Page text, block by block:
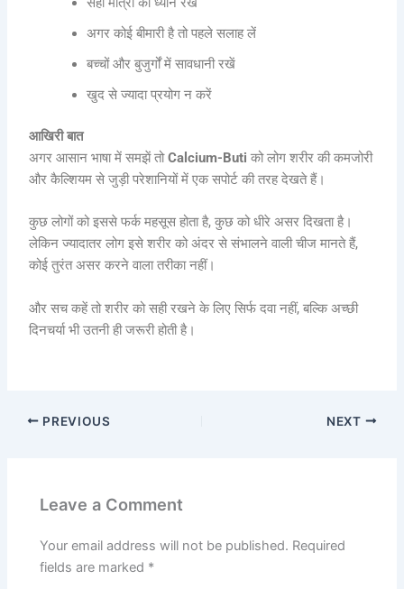
अगर कोई बीमारी है तो पहले सलाह लें
बच्चों और बुजुर्गों में सावधानी रखें
खुद से ज्यादा प्रयोग न करें
आखिरी बात
अगर आसान भाषा में समझें तोCalcium-Buti को लोग शरीर की कमजोरी
और कैल्शियम से जुड़ी परेशानियों में एक सपोर्ट की तरह देखते हैं।
कुछ लोगों को इससे फर्क महसूस होता है, कुछ को धीरे असर दिखता है।
लेकिन ज्यादातर लोग इसे शरीर को अंदर से संभालने वाली चीज मानते हैं,
कोई तुरंत असर करने वाला तरीका नहीं।
और सच कहें तो शरीर को सही रखने के लिए सिर्फ दवा नहीं, बल्कि अच्छी
दिनचर्या भी उतनी ही जरूरी होती है।
PREVIOUS NEXT
Leave a Comment
Your email address will not be published. Required
fields are marked *